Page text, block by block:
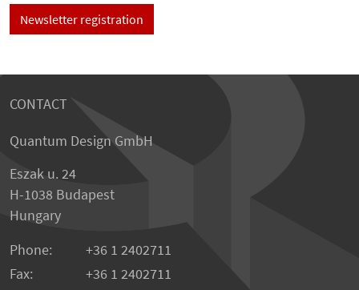
Newsletter registration
CONTACT
Quantum Design GmbH
Eszak u. 24
H-1038 Budapest
Hungary
Phone:
+36 1 2402711
Fax:
+36 1 2402711